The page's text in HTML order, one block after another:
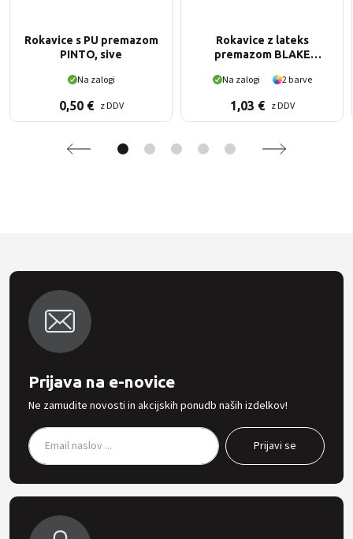
Rokavice s PU premazom
PINTO, sive
Na zalogi
0,50 € z DDV
Rokavice z lateks
premazom BLAKE
Na zalogi
2 barve
1,03 € z DDV
Prijava na e-novice
Ne zamudite novosti in akcijskih ponudb naših izdelkov!